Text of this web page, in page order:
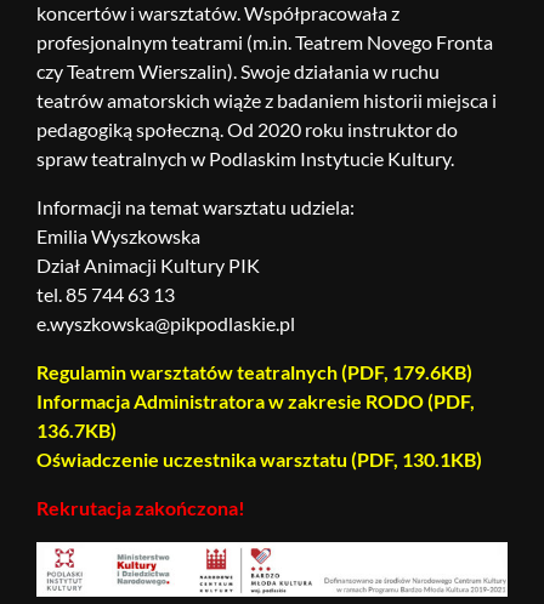
koncertów i warsztatów. Współpracowała z
profesjonalnym teatrami (m.in. Teatrem Novego Fronta
czy Teatrem Wierszalin). Swoje działania w ruchu
teatrów amatorskich wiąże z badaniem historii miejsca i
pedagogiką społeczną. Od 2020 roku instruktor do
spraw teatralnych w Podlaskim Instytucie Kultury.
Informacji na temat warsztatu udziela:
Emilia Wyszkowska
Dział Animacji Kultury PIK
tel. 85 744 63 13
e.wyszkowska@pikpodlaskie.pl
Regulamin warsztatów teatralnych (PDF, 179.6KB)
Informacja Administratora w zakresie RODO (PDF,
136.7KB)
Oświadczenie uczestnika warsztatu (PDF, 130.1KB)
Rekrutacja zakończona!